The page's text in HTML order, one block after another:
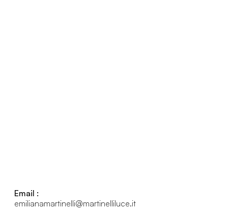
Email :
emilianamartinelli@martinelliluce.it